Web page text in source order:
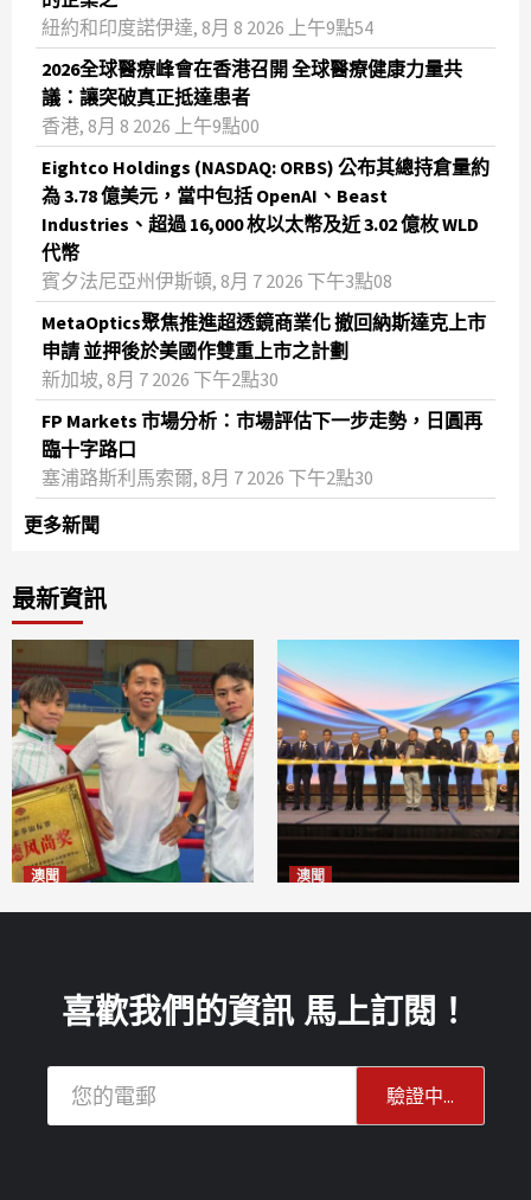
紐約和印度諾伊達, 8月 8 2026 上午9點54
2026全球醫療峰會在香港召開 全球醫療健康力量共
議：讓突破真正抵達患者
香港, 8月 8 2026 上午9點00
Eightco Holdings (NASDAQ: ORBS) 公布其總持倉量約
為 3.78 億美元，當中包括 OpenAI、Beast
Industries、超過 16,000 枚以太幣及近 3.02 億枚 WLD
代幣
賓夕法尼亞州伊斯頓, 8月 7 2026 下午3點08
MetaOptics聚焦推進超透鏡商業化 撤回納斯達克上市
申請 並押後於美國作雙重上市之計劃
新加坡, 8月 7 2026 下午2點30
FP Markets 市場分析：市場評估下一步走勢，日圓再
臨十字路口
塞浦路斯利馬索爾, 8月 7 2026 下午2點30
更多新聞
最新資訊
澳聞 澳聞
喜歡我們的資訊 馬上訂閱！